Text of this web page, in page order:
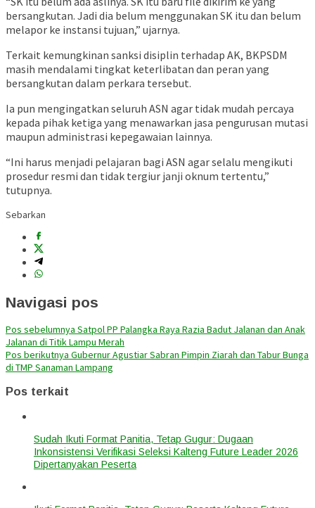
bersangkutan. Jadi dia belum menggunakan SK itu dan belum
melapor ke instansi tujuan,” ujarnya.
Terkait kemungkinan sanksi disiplin terhadap AK, BKPSDM
masih mendalami tingkat keterlibatan dan peran yang
bersangkutan dalam perkara tersebut.
Ia pun mengingatkan seluruh ASN agar tidak mudah percaya
kepada pihak ketiga yang menawarkan jasa pengurusan mutasi
maupun administrasi kepegawaian lainnya.
“Ini harus menjadi pelajaran bagi ASN agar selalu mengikuti
prosedur resmi dan tidak tergiur janji oknum tertentu,”
tutupnya.
Sebarkan
Navigasi pos
Pos sebelumnya Satpol PP Palangka Raya Razia Badut Jalanan dan Anak
Jalanan di Titik Lampu Merah
Pos berikutnya Gubernur Agustiar Sabran Pimpin Ziarah dan Tabur Bunga
di TMP Sanaman Lampang
Pos terkait
Sudah Ikuti Format Panitia, Tetap Gugur: Dugaan
Inkonsistensi Verifikasi Seleksi Kalteng Future Leader 2026
Dipertanyakan Peserta